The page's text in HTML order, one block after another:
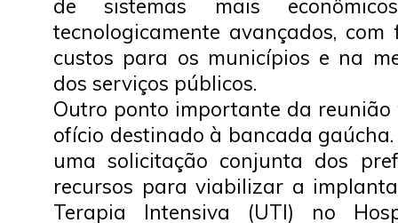
de sistemas mais
tecnologicamente avançados,
custos para os municípios e na
dos serviços públicos.
Outro ponto importante da
ofício destinado à bancada
uma solicitação conjunta dos
recursos para viabilizar a
Terapia Intensiva (UTI) no